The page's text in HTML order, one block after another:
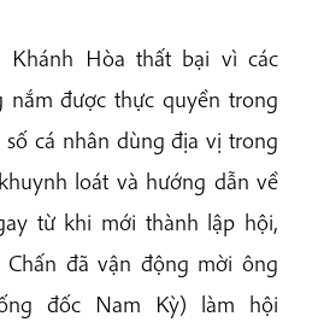
Khánh Hòa thất bại vì các
nắm được thực quyền trong
cá nhân dùng địa vị trong
loát và hướng dẫn về
từ khi mới thành lập hội,
đã vận động mời ông
đốc Nam Kỳ) làm hội